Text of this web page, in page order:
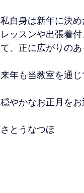
私自身は新年に決
レッスンや出張着
て、正に広がりの
来年も当教室を通
穏やかなお正月を
さとうなつほ